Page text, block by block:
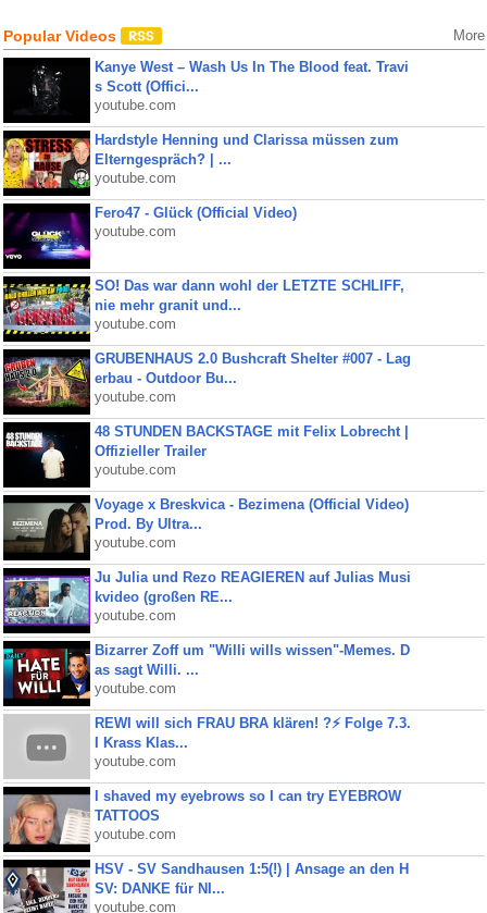
Popular Videos More
Kanye West – Wash Us In The Blood feat. Travi
s Scott (Offici...
youtube.com
Hardstyle Henning und Clarissa müssen zum
Elterngespräch? | ...
youtube.com
Fero47 - Glück (Official Video)
youtube.com
SO! Das war dann wohl der LETZTE SCHLIFF,
nie mehr granit und...
youtube.com
GRUBENHAUS 2.0 Bushcraft Shelter #007 - Lag
erbau - Outdoor Bu...
youtube.com
48 STUNDEN BACKSTAGE mit Felix Lobrecht |
Offizieller Trailer
youtube.com
Voyage x Breskvica - Bezimena (Official Video)
Prod. By Ultra...
youtube.com
Ju Julia und Rezo REAGIEREN auf Julias Musi
kvideo (großen RE...
youtube.com
Bizarrer Zoff um "Willi wills wissen"-Memes. D
as sagt Willi. ...
youtube.com
REWI will sich FRAU BRA klären! ?⚡️ Folge 7.3.
I Krass Klas...
youtube.com
I shaved my eyebrows so I can try EYEBROW
TATTOOS
youtube.com
HSV - SV Sandhausen 1:5(!) | Ansage an den H
SV: DANKE für NI...
youtube.com